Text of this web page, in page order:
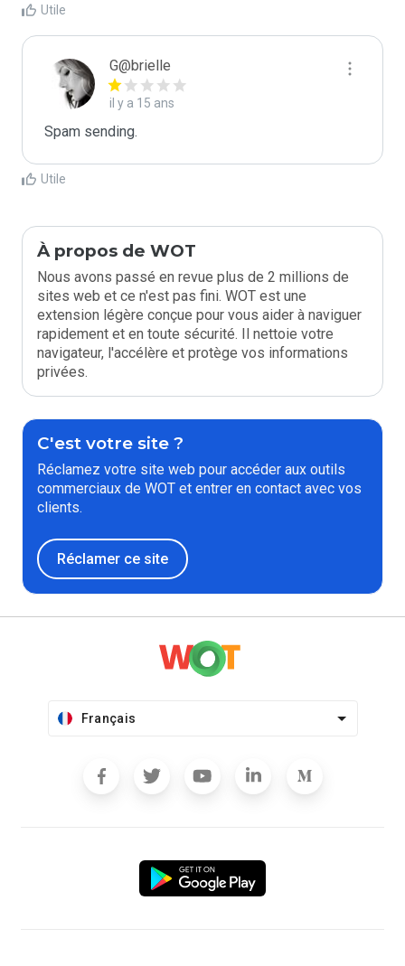
Utile
G@brielle
il y a 15 ans
Spam sending.
Utile
À propos de WOT
Nous avons passé en revue plus de 2 millions de
sites web et ce n'est pas fini. WOT est une
extension légère conçue pour vous aider à naviguer
rapidement et en toute sécurité. Il nettoie votre
navigateur, l'accélère et protège vos informations
privées.
C'est votre site ?
Réclamez votre site web pour accéder aux outils
commerciaux de WOT et entrer en contact avec vos
clients.
Réclamer ce site
Français